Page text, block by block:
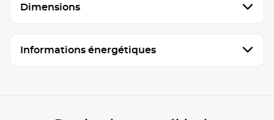
Dimensions
Informations énergétiques